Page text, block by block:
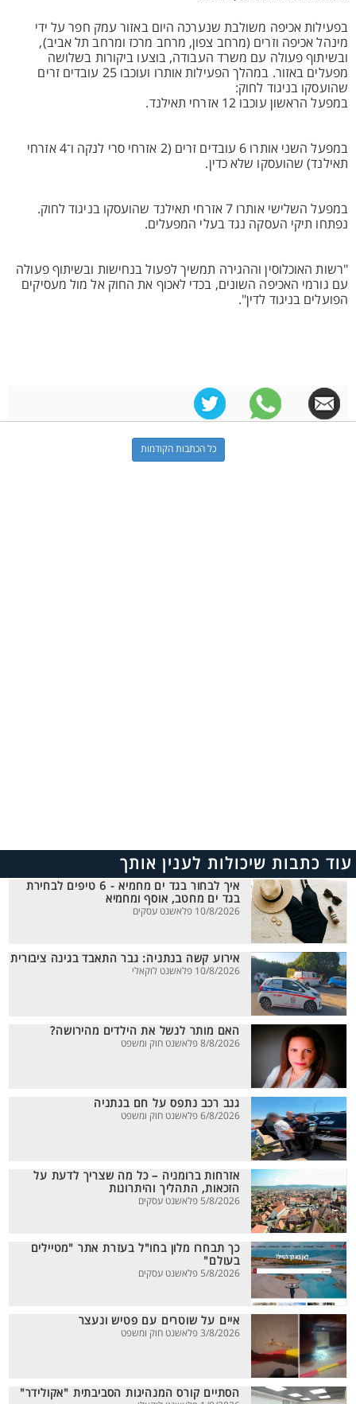
בפעילות אכיפה משולבת שנערכה היום באזור עמק חפר על ידי
מינהל אכיפה וזרים (מרחב צפון, מרחב מרכז ומרחב תל אביב),
ובשיתוף פעולה עם משרד העבודה, בוצעו ביקורות בשלושה
מפעלים באזור. במהלך הפעילות אותרו ועוכבו 25 עובדים זרים
שהועסקו בניגוד לחוק:
במפעל הראשון עוכבו 12 אזרחי תאילנד.
במפעל השני אותרו 6 עובדים זרים (2 אזרחי סרי לנקה ו־4 אזרחי
תאילנד) שהועסקו שלא כדין.
במפעל השלישי אותרו 7 אזרחי תאילנד שהועסקו בניגוד לחוק.
נפתחו תיקי העסקה נגד בעלי המפעלים.
"רשות האוכלוסין וההגירה תמשיך לפעול בנחישות ובשיתוף פעולה
עם גורמי האכיפה השונים, בכדי לאכוף את החוק אל מול מעסיקים
הפועלים בניגוד לדין".
כל הכתבות הקודמות
עוד כתבות שיכולות לענין אותך
איך לבחור בגד ים מחמיא - 6 טיפים לבחירת
בגד ים מחטב, אוסף ומחמיא
10/8/2026 פלאשנט עסקים
אירוע קשה בנתניה: גבר התאבד בגינה ציבורית
10/8/2026 פלאשנט לוקאלי
האם מותר לנשל את הילדים מהירושה?
8/8/2026 פלאשנט חוק ומשפט
גנב רכב נתפס על חם בנתניה
6/8/2026 פלאשנט חוק ומשפט
אזרחות ברומניה – כל מה שצריך לדעת על
הזכאות, התהליך והיתרונות
5/8/2026 פלאשנט עסקים
כך תבחרו מלון בחו"ל בעזרת אתר "מטיילים
בעולם"
5/8/2026 פלאשנט עסקים
איים על שוטרים עם פטיש ונעצר
3/8/2026 פלאשנט חוק ומשפט
הסתיים קורס המנהיגות הסביבתית "אקולידר"